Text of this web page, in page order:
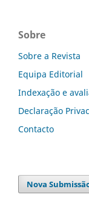
Sobre
Sobre a Revista
Equipa Editorial
Indexação e
Declaração
Contacto
Nova